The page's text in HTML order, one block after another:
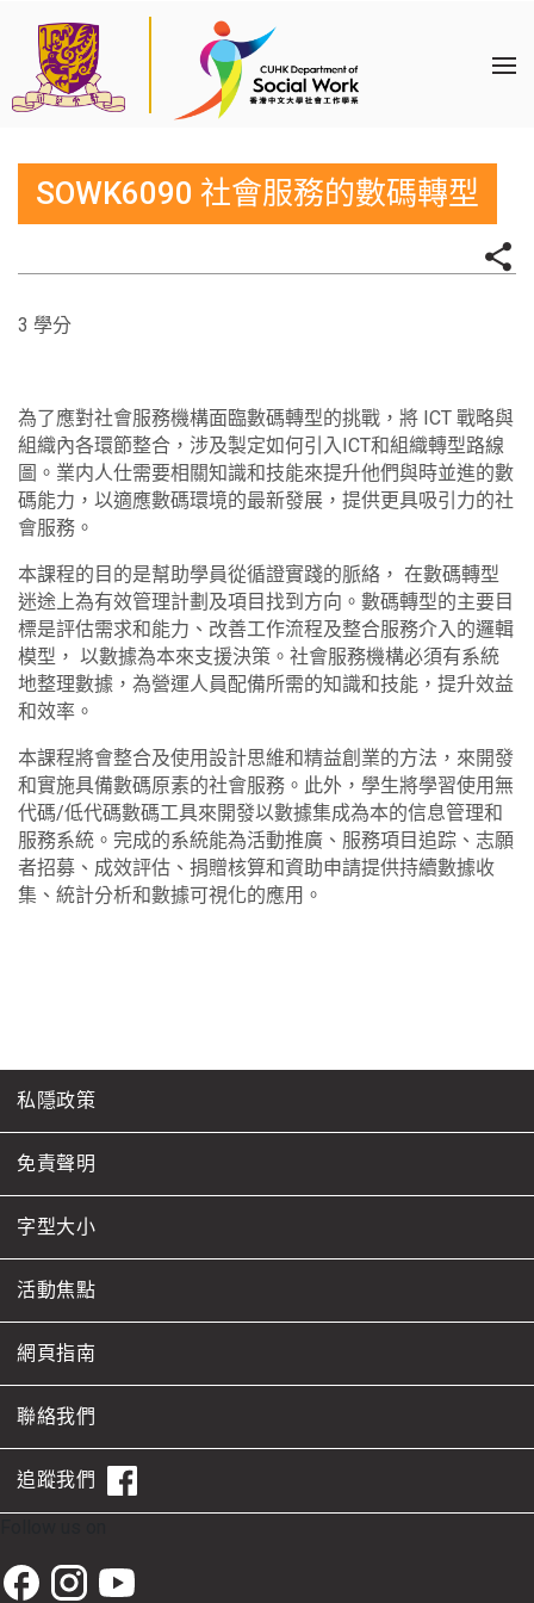
SOWK6090 社會服務的數碼轉型
3 學分
為了應對社會服務機構面臨數碼轉型的挑戰，將 ICT 戰略與
組織內各環節整合，涉及製定如何引入ICT和組織轉型路線
圖。業内人仕需要相關知識和技能來提升他們與時並進的數
碼能力，以適應數碼環境的最新發展，提供更具吸引力的社
會服務。
本課程的目的是幫助學員從循證實踐的脈絡， 在數碼轉型
迷途上為有效管理計劃及項目找到方向。數碼轉型的主要目
標是評估需求和能力、改善工作流程及整合服務介入的邏輯
模型， 以數據為本來支援決策。社會服務機構必須有系統
地整理數據，為營運人員配備所需的知識和技能，提升效益
和效率。
本課程將會整合及使用設計思維和精益創業的方法，來開發
和實施具備數碼原素的社會服務。此外，學生將學習使用無
代碼/低代碼數碼工具來開發以數據集成為本的信息管理和
服務系統。完成的系統能為活動推廣、服務項目追踪、志願
者招募、成效評估、捐贈核算和資助申請提供持續數據收
集、統計分析和數據可視化的應用。
私隱政策
免責聲明
字型大小
活動焦點
網頁指南
聯絡我們
追蹤我們